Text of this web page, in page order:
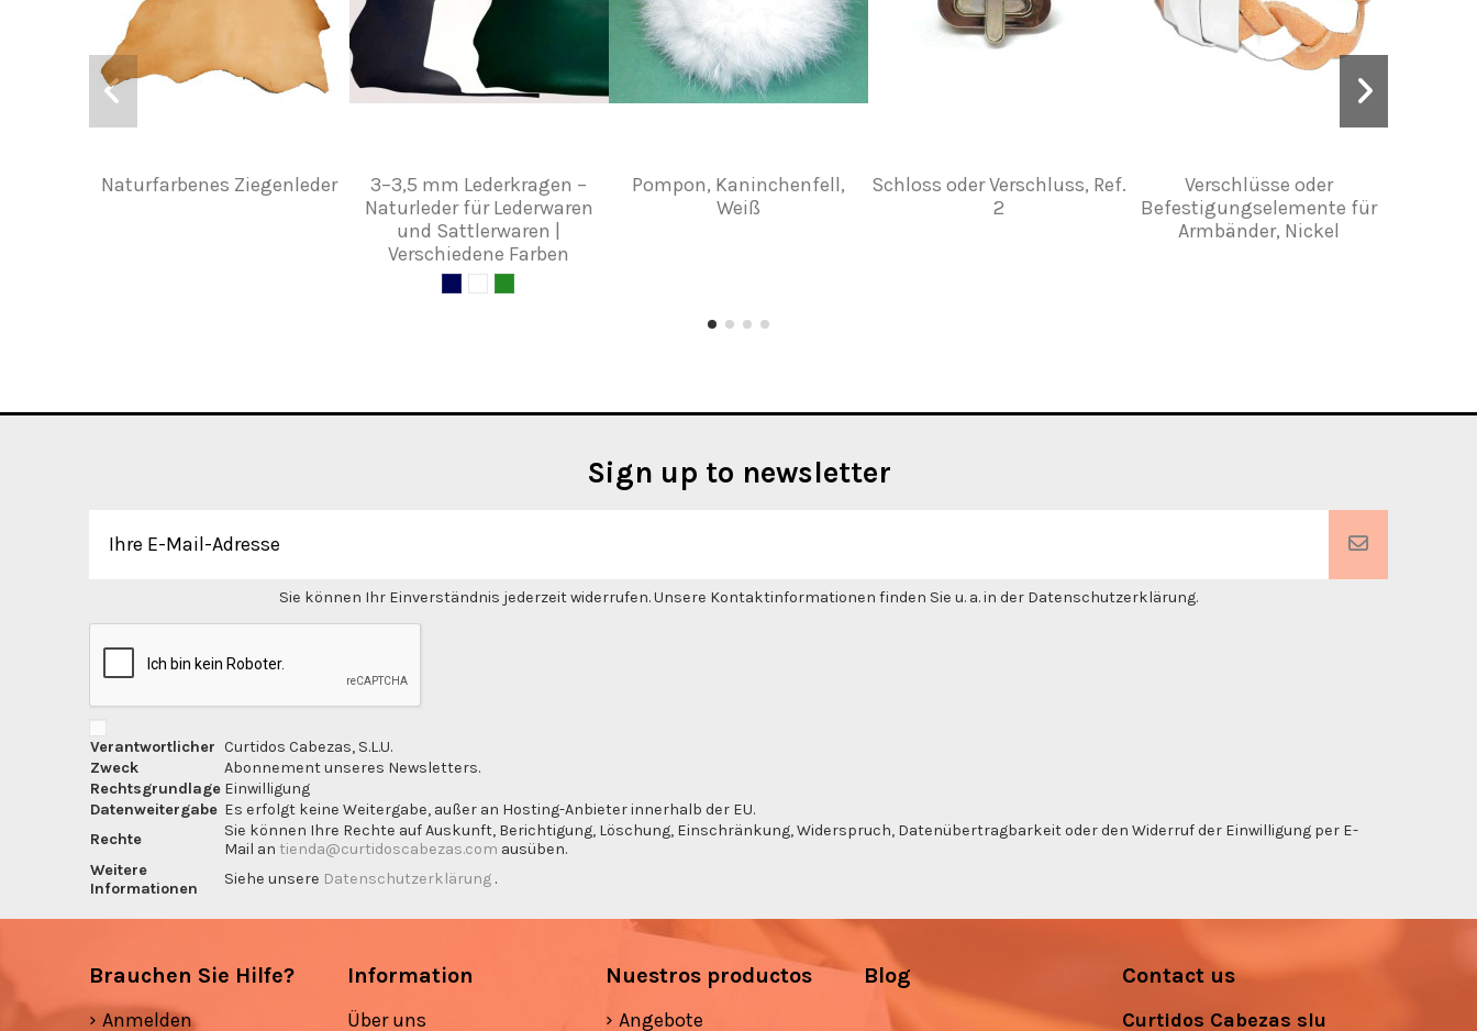
Naturfarbenes Ziegenleder
3–3,5 mm Lederkragen –
Naturleder für Lederwaren
und Sattlerwaren |
Verschiedene Farben
Pompon, Kaninchenfell,
Weiß
Schloss oder Verschluss, Ref.
2
Verschlüsse oder
Befestigungselemente für
Armbänder, Nickel
Sign up to newsletter
Sie können Ihr Einverständnis jederzeit widerrufen. Unsere Kontaktinformationen finden Sie u. a. in der Datenschutzerklärung.
Verantwortlicher Curtidos Cabezas, S.L.U.
Zweck
Abonnement unseres Newsletters.
Rechtsgrundlage Einwilligung
Datenweitergabe Es erfolgt keine Weitergabe, außer an Hosting-Anbieter innerhalb der EU.
Rechte
Sie können Ihre Rechte auf Auskunft, Berichtigung, Löschung, Einschränkung, Widerspruch, Datenübertragbarkeit oder den Widerruf der Einwilligung per E-
Mail an tienda@curtidoscabezas.com ausüben.
Weitere
Informationen
Siehe unsere Datenschutzerklärung .
Brauchen Sie Hilfe?
Anmelden
Information
Über uns
Nuestros productos
Angebote
Blog Contact us
Curtidos Cabezas slu